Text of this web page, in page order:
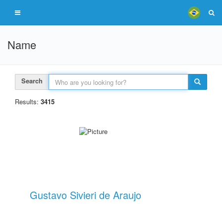
Name
Search
Results: 3415
Gustavo Sivieri de Araujo